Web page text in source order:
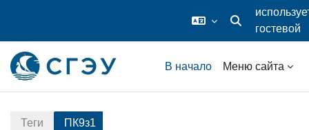
Изменитьгостевой
доступ
В начало
Меню сайта
Теги ПК9з1